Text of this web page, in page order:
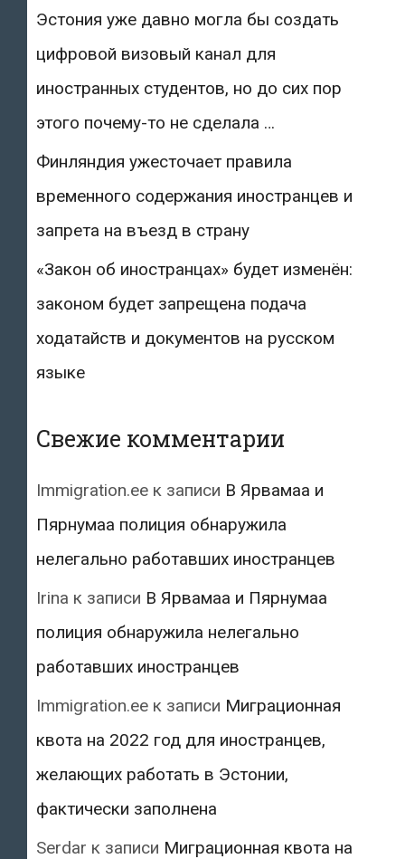
Эстония уже давно могла бы создать
цифровой визовый канал для
иностранных студентов, но до сих пор
этого почему-то не сделала …
Финляндия ужесточает правила
временного содержания иностранцев и
запрета на въезд в страну
«Закон об иностранцах» будет изменён:
законом будет запрещена подача
ходатайств и документов на русском
языке
Свежие комментарии
Immigration.ee к записи В Ярвамаа и
Пярнумаа полиция обнаружила
нелегально работавших иностранцев
Irina к записи В Ярвамаа и Пярнумаа
полиция обнаружила нелегально
работавших иностранцев
Immigration.ee к записи Миграционная
квота на 2022 год для иностранцев,
желающих работать в Эстонии,
фактически заполнена
Serdar к записи Миграционная квота на